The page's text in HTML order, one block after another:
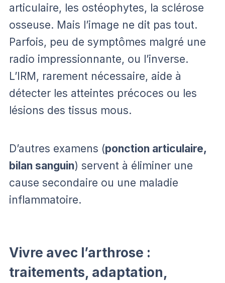
articulaire, les ostéophytes, la sclérose
osseuse. Mais l’image ne dit pas tout.
Parfois, peu de symptômes malgré une
radio impressionnante, ou l’inverse.
L’IRM, rarement nécessaire, aide à
détecter les atteintes précoces ou les
lésions des tissus mous.
D’autres examens (ponction articulaire,
bilan sanguin) servent à éliminer une
cause secondaire ou une maladie
inflammatoire.
Vivre avec l’arthrose :
traitements, adaptation,